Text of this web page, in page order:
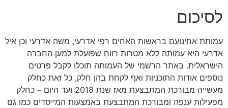
לסיכום
עמותת אחינועם בראשות האחים רפי אדרעי, משה אדרעי וכן איל
אדרעי היא עמותה ללא מטרות רווח שפועלת למען החברה
הישראלית. באתר הרשמי של העמותה תוכלו לקבל פרטים
נוספים אודות התוכניות ואף לקחת בהן חלק, כל זאת כחלק
מעשייה מבורכת המתבצעת מאז שנת 2018 ועד היום – כחלק
מפעילות ענפה ומבורכת המתבצעת באמצעות המייסדים כמו גם